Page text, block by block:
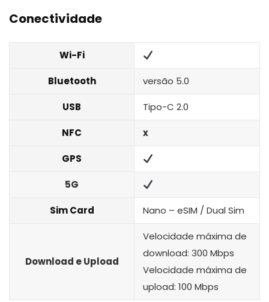
Conectividade
Wi-Fi
Bluetooth versão 5.0
USB Tipo-C 2.0
NFC x
GPS
5G
Sim Card Nano – eSIM / Dual Sim
Download e Upload
Velocidade máxima de
download: 300 Mbps
Velocidade máxima de
upload: 100 Mbps